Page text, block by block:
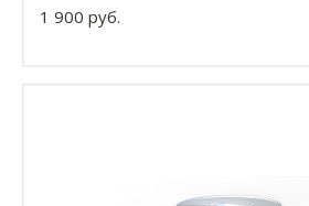
1 900 руб.